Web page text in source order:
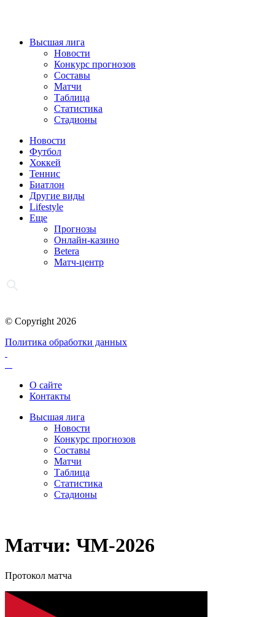
Высшая лига
Новости
Конкурс прогнозов
Составы
Матчи
Таблица
Статистика
Стадионы
Новости
Футбол
Хоккей
Теннис
Биатлон
Другие виды
Lifestyle
Еще
Прогнозы
Онлайн-казино
Betera
Матч-центр
© Copyright 2026
Политика обработки данных
О сайте
Контакты
Высшая лига
Новости
Конкурс прогнозов
Составы
Матчи
Таблица
Статистика
Стадионы
Матчи: ЧМ-2026
Протокол матча